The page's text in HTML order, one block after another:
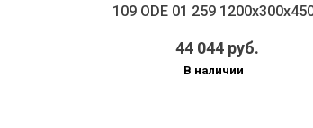
109 ODE 01 259
44 044 руб.
В наличии